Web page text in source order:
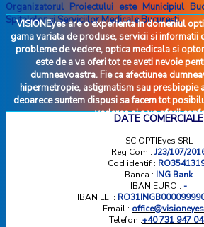
Organizatorul Proiectului este Municipiul
Spitalelor și Serviciilor Medicale București.
VISIONEyes are o experienta in domeniul
gama variata de produse, servicii si informatii
probleme de vedere, optica medicala si
este de a va oferi tot ce aveti nevoie
dumneavoastra. Fie ca afectiunea
hipermetropie, astigmatism sau presbiopie
deoarece suntem dispusi sa facem tot
vederea si a va oferii
DATE COMERCIALE
SC OPTIEyes SRL
Reg Com : J23/107/
Cod identif :
Banca : ING Bank
IBAN EURO : -
IBAN LEI :
Email :
Telefon :+40 731 947